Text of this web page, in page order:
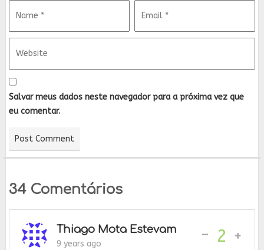
Salvar meus dados neste navegador para a próxima vez que
eu comentar.
34 Comentários
Thiago Mota Estevam
9 years ago - 2